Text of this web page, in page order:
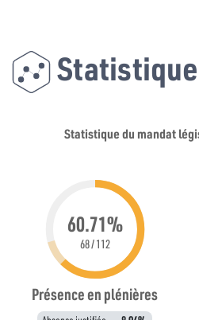
Statistique du mandat
60.71%
68 / 112
Présence en plénières